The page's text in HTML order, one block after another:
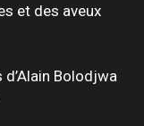
et des aveux
Bolodjwa